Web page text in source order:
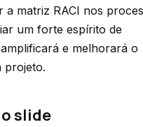
a matriz RACI nos
um forte espírito de
e melhorará o
projeto.
slide